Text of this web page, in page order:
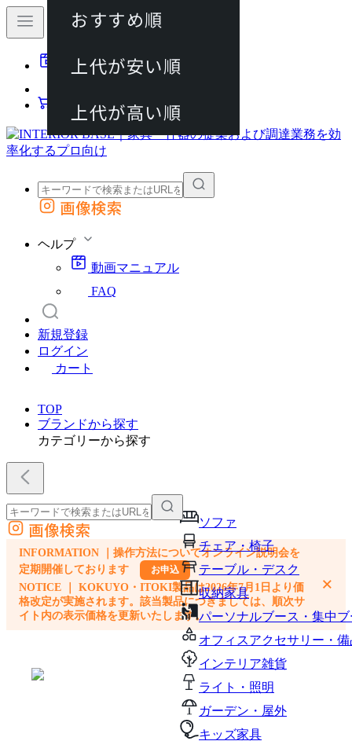
動画マニュアル
カート
外部サイトの商品をカートに追加
画像検索
ヘルプ
動画マニュアル
FAQ
新規登録
ログイン
カート
TOP
ブランドから探す
カテゴリーから探す
ソファ
チェア・椅子
テーブル・デスク
収納家具
パーソナルブース・集中
オフィスアクセサリー・備
インテリア雑貨
ライト・照明
ガーデン・屋外
キッズ家具
外部サイトの商品をカートに追加
他のサイトで見つけた商品ページのURLを貼り付けて、カートに追加できます
画像検索
INFORMATION ｜操作方法についてオンライン説明会を
定期開催しております
お申込
NOTICE ｜ KOKUYO・ITOKI製品は2026年7月1日より価
格改定が実施されます。該当製品につきましては、順次サ
イト内の表示価格を更新いたします。
×
おすすめ順
上代が安い順
上代が高い順